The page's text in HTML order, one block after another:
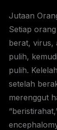
Jutaan Orang Menderita Kelelahan Ekstrem dari Kondisi yang Jarang Dikenali Setiap orang pasti pernah merasakan kelelahan yang luar biasa. Minggu yang berat, virus, atau stres dapat menguras energi dengan cepat. Kebanyakan orang pulih, kemudian kehidupan kembali normal. Namun ada sebagian orang yang tidak pulih. Kelelahan mereka berlangsung berbulan-bulan dan sering kali memburuk setelah beraktivitas. Tugas sederhana dapat memicu kejatuhan yang tertunda dan merenggut hari berikutnya. Keluarga dan teman mungkin hanya melihat seseorang “beristirahat,” sementara orang tersebut berjuang untuk tetap tegak. Myalgic encephalomyelitis, juga disebut sindrom kelelahan kronis (chronic fatigue syndrome atau CFS), menggambarkan kerusakan jangka panjang yang serius. CDC memperkirakan hingga 3,3 juta orang di Amerika Serikat mengalami ME/CFS. CDC juga menyatakan bahwa lebih dari 9 dari 10 orang belum didiagnosis oleh dokter. Kesenjangan ini membuat orang-orang tanpa penjelasan, rencana perawatan, atau dukungan. Artikel ini menjelaskan apa itu CFS, mengapa kondisi ini sering terlewatkan, dan apa yang disarankan oleh sains dan pedoman medis saat ini. Dinding Tak Terlihat yang Menghalangi Diagnosis ME/CFS sering tersembunyi di balik kata yang familiar. “Kelelahan” terdengar seperti keluhan biasa, sehingga orang meremehkannya. Namun penyakit ini dapat menghapus fungsi harian seseorang. CDC menyatakan bahwa ME/CFS adalah penyakit serius dan sering kali berlangsung lama yang membuat orang tidak dapat melakukan aktivitas biasa mereka. Kalimat itu menetapkan dasar yang jelas bagi pembaca dan